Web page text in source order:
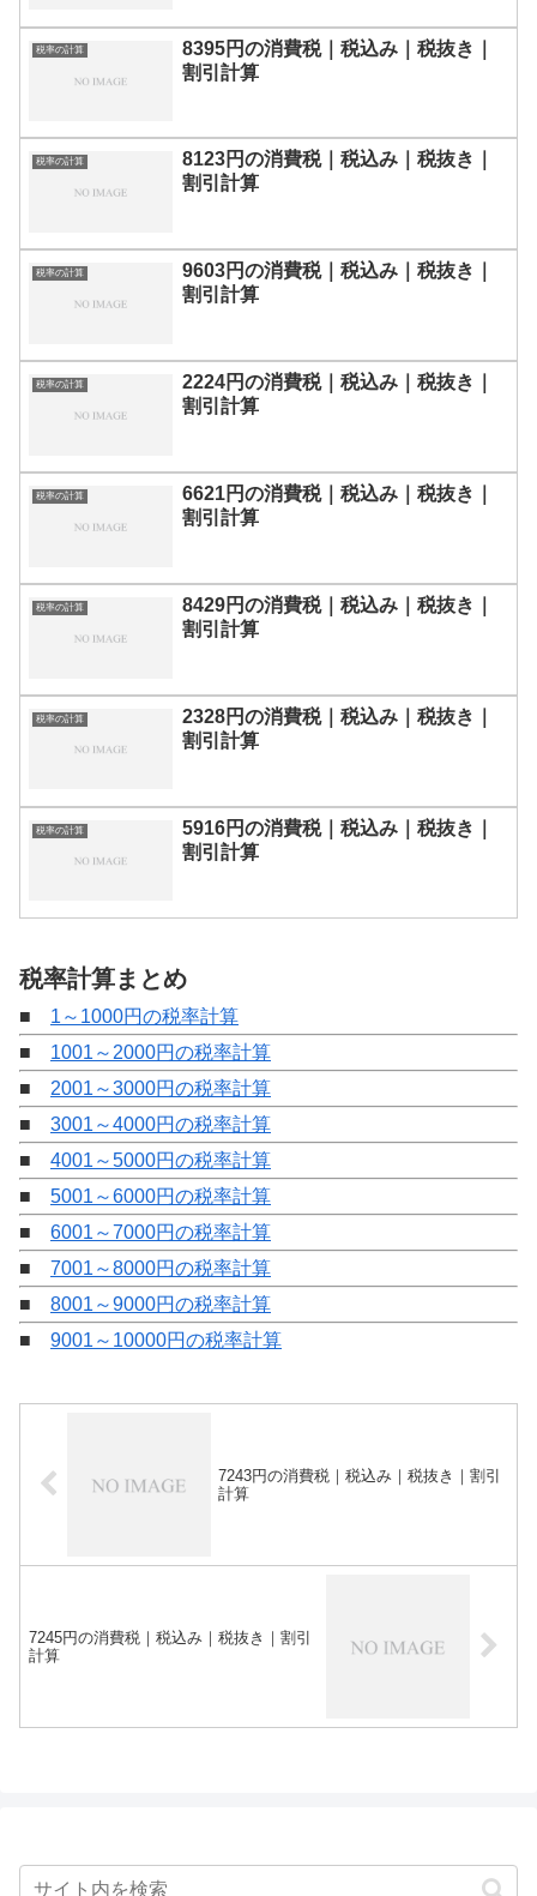
税率の計算
8395円の消費税｜税込み｜税抜き｜
割引計算
税率の計算
8123円の消費税｜税込み｜税抜き｜
割引計算
税率の計算
9603円の消費税｜税込み｜税抜き｜
割引計算
税率の計算
2224円の消費税｜税込み｜税抜き｜
割引計算
税率の計算
6621円の消費税｜税込み｜税抜き｜
割引計算
税率の計算
8429円の消費税｜税込み｜税抜き｜
割引計算
税率の計算
2328円の消費税｜税込み｜税抜き｜
割引計算
税率の計算
5916円の消費税｜税込み｜税抜き｜
割引計算
税率計算まとめ
■ 1～1000円の税率計算
■ 1001～2000円の税率計算
■ 2001～3000円の税率計算
■ 3001～4000円の税率計算
■ 4001～5000円の税率計算
■ 5001～6000円の税率計算
■ 6001～7000円の税率計算
■ 7001～8000円の税率計算
■ 8001～9000円の税率計算
■ 9001～10000円の税率計算
7243円の消費税｜税込み｜税抜き｜割引
計算
7245円の消費税｜税込み｜税抜き｜割引
計算